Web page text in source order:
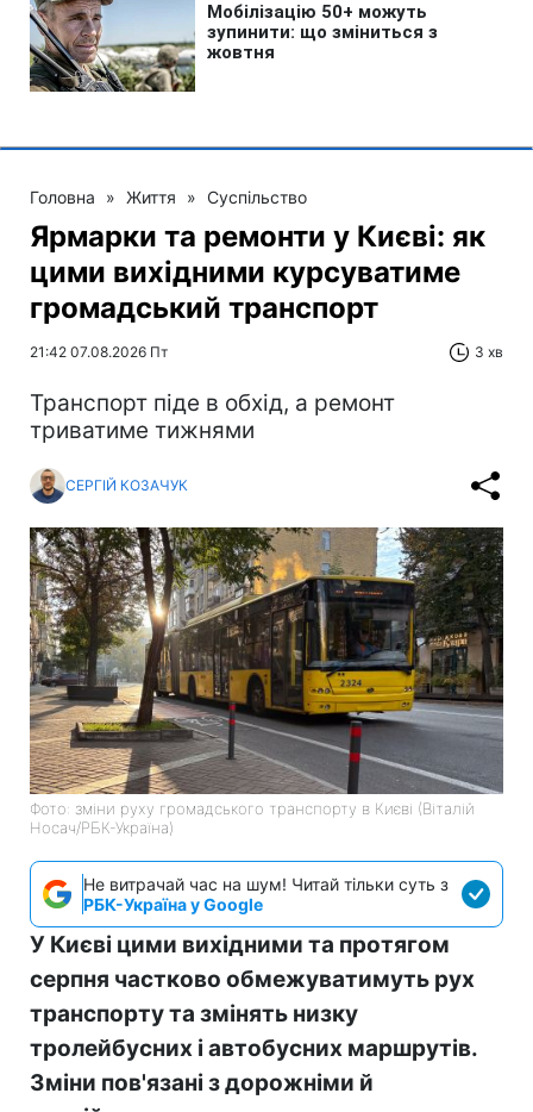
Головна » Життя » Суспільство
Ярмарки та ремонти у Києві: як
цими вихідними курсуватиме
громадський транспорт
21:42 07.08.2026 Пт 3 хв
Транспорт піде в обхід, а ремонт
триватиме тижнями
СЕРГІЙ КОЗАЧУК
Фото: зміни руху громадського транспорту в Києві (Віталій
Носач/РБК-Україна)
Не витрачай час на шум! Читай тільки суть з
РБК-Україна у Google
У Києві цими вихідними та протягом
серпня частково обмежуватимуть рух
транспорту та змінять низку
тролейбусних і автобусних маршрутів.
Зміни пов'язані з дорожніми й